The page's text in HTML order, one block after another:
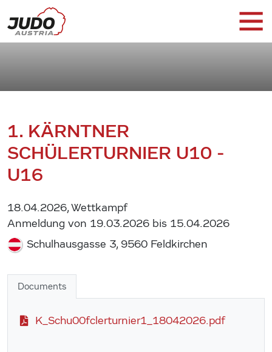
1. KÄRNTNER
SCHÜLERTURNIER U10 -
U16
18.04.2026, Wettkampf
Anmeldung von 19.03.2026 bis 15.04.2026
Schulhausgasse 3, 9560 Feldkirchen
Documents
K_Schu00fclerturnier1_18042026.pdf